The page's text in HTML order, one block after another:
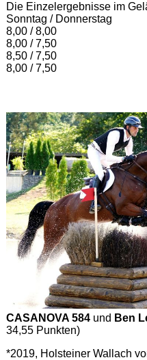
Die Einzelergebnisse im
Sonntag / Donnerstag
8,00 / 8,00
8,00 / 7,50
8,50 / 7,50
8,00 / 7,50
CASANOVA 584 und Ben
34,55 Punkten)
*2019, Holsteiner Wallach